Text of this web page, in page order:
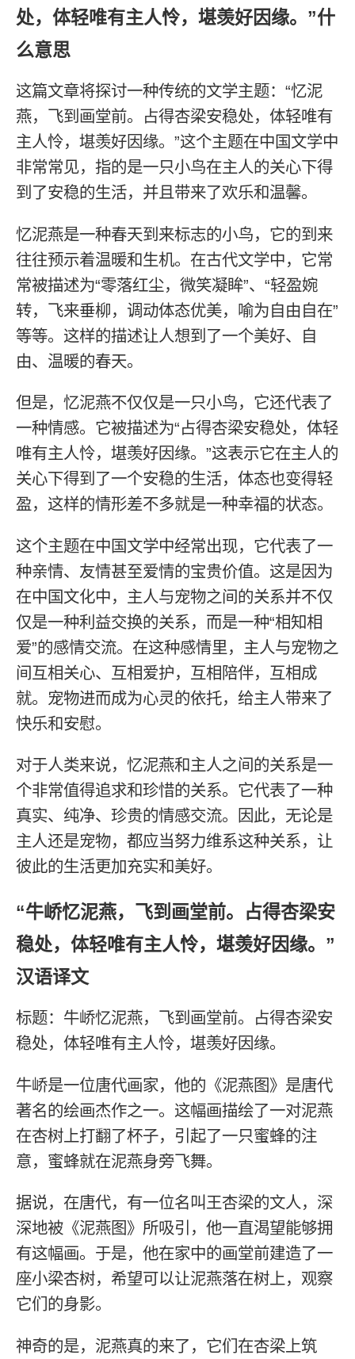
处，体轻唯有主人怜，堪羡好因缘。”什
么意思
这篇文章将探讨一种传统的文学主题：“忆泥
燕，飞到画堂前。占得杏梁安稳处，体轻唯有
主人怜，堪羡好因缘。”这个主题在中国文学中
非常常见，指的是一只小鸟在主人的关心下得
到了安稳的生活，并且带来了欢乐和温馨。
忆泥燕是一种春天到来标志的小鸟，它的到来
往往预示着温暖和生机。在古代文学中，它常
常被描述为“零落红尘，微笑凝眸”、“轻盈婉
转，飞来垂柳，调动体态优美，喻为自由自在”
等等。这样的描述让人想到了一个美好、自
由、温暖的春天。
但是，忆泥燕不仅仅是一只小鸟，它还代表了
一种情感。它被描述为“占得杏梁安稳处，体轻
唯有主人怜，堪羡好因缘。”这表示它在主人的
关心下得到了一个安稳的生活，体态也变得轻
盈，这样的情形差不多就是一种幸福的状态。
这个主题在中国文学中经常出现，它代表了一
种亲情、友情甚至爱情的宝贵价值。这是因为
在中国文化中，主人与宠物之间的关系并不仅
仅是一种利益交换的关系，而是一种“相知相
爱”的感情交流。在这种感情里，主人与宠物之
间互相关心、互相爱护，互相陪伴，互相成
就。宠物进而成为心灵的依托，给主人带来了
快乐和安慰。
对于人类来说，忆泥燕和主人之间的关系是一
个非常值得追求和珍惜的关系。它代表了一种
真实、纯净、珍贵的情感交流。因此，无论是
主人还是宠物，都应当努力维系这种关系，让
彼此的生活更加充实和美好。
“牛峤忆泥燕，飞到画堂前。占得杏梁安
稳处，体轻唯有主人怜，堪羡好因缘。”
汉语译文
标题：牛峤忆泥燕，飞到画堂前。占得杏梁安
稳处，体轻唯有主人怜，堪羡好因缘。
牛峤是一位唐代画家，他的《泥燕图》是唐代
著名的绘画杰作之一。这幅画描绘了一对泥燕
在杏树上打翻了杯子，引起了一只蜜蜂的注
意，蜜蜂就在泥燕身旁飞舞。
据说，在唐代，有一位名叫王杏梁的文人，深
深地被《泥燕图》所吸引，他一直渴望能够拥
有这幅画。于是，他在家中的画堂前建造了一
座小梁杏树，希望可以让泥燕落在树上，观察
它们的身影。
神奇的是，泥燕真的来了，它们在杏梁上筑